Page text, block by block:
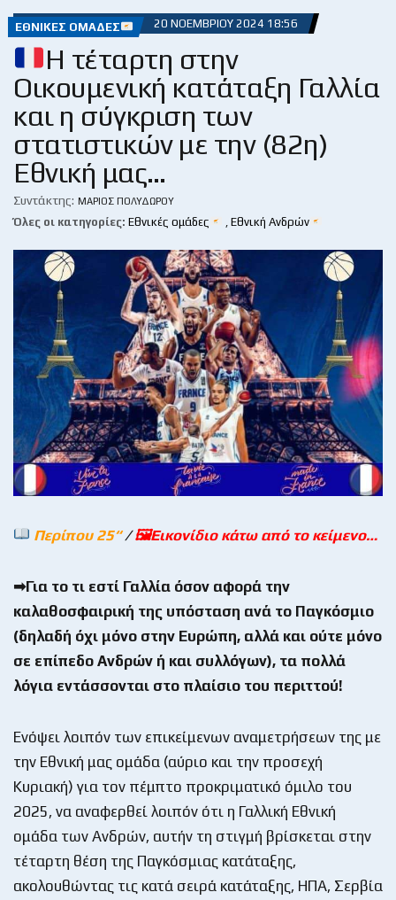
ΕΘΝΙΚΈΣ ΟΜΆΔΕΣ 20 ΝΟΕΜΒΡΊΟΥ 2024 18:56
Η τέταρτη στην
Οικουμενική κατάταξη Γαλλία
και η σύγκριση των
στατιστικών με την (82η)
Εθνική μας…
Συντάκτης: ΜΆΡΙΟΣ ΠΟΛΥΔΏΡΟΥ
Όλες οι κατηγορίες: Εθνικές ομάδες Εθνική Ανδρών
Περίπου 25“/🖼Εικονίδιο κάτω από το κείμενο…
➡Για το τι εστί Γαλλία όσον αφορά την
καλαθοσφαιρική της υπόσταση ανά το Παγκόσμιο
(δηλαδή όχι μόνο στην Ευρώπη, αλλά και ούτε μόνο
σε επίπεδο Ανδρών ή και συλλόγων), τα πολλά
λόγια εντάσσονται στο πλαίσιο του περιττού!
Ενόψει λοιπόν των επικείμενων αναμετρήσεων της με
την Εθνική μας ομάδα (αύριο και την προσεχή
Κυριακή) για τον πέμπτο προκριματικό όμιλο του
2025, να αναφερθεί λοιπόν ότι η Γαλλική Εθνική
ομάδα των Ανδρών, αυτήν τη στιγμή βρίσκεται στην
τέταρτη θέση της Παγκόσμιας κατάταξης,
ακολουθώντας τις κατά σειρά κατάταξης, ΗΠΑ, Σερβία